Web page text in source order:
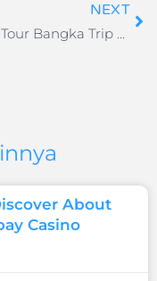
NEXT
Paket Tour Bangka Trip 2H1M
About
Casino